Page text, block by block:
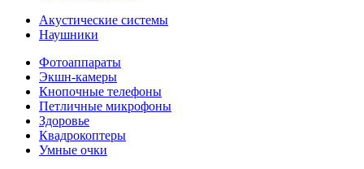
Акустические системы
Наушники
Фотоаппараты
Экшн-камеры
Кнопочные телефоны
Петличные микрофоны
Здоровье
Квадрокоптеры
Умные очки